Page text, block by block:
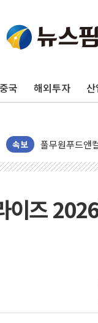
국 해외투자 산
속보
네이버, AI 투
카카오스타일
애경산업, 서울
중기부, 떡국·
[뉴스핌 이 시
카드사 고객
트럼프, '원정
트럼프 "이란
이즈